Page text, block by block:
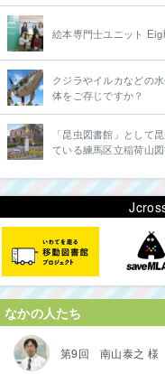
絵本専門士ユニット
クジラやイルカなどの
体をご存じですか？
「昆虫図書館」として
ている練馬区立稲荷山
なかの人たち
第9回 南山泰之 様